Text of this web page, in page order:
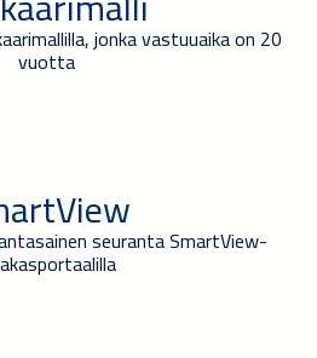
jonka vastuuaika on 20
vuotta
seuranta SmartView-